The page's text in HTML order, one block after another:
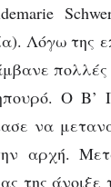
Λόγω της
πολλές
Ο Β’
να
αρχή.
της άνοιξε